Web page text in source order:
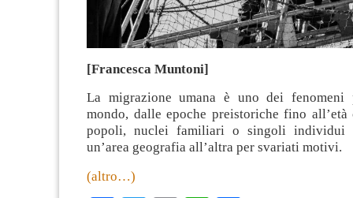
[Francesca Muntoni]
La migrazione umana è uno dei
mondo, dalle epoche preistoriche fino all’età
popoli, nuclei familiari o singoli individui
un’area geografia all’altra per svariati motivi.
(altro…)